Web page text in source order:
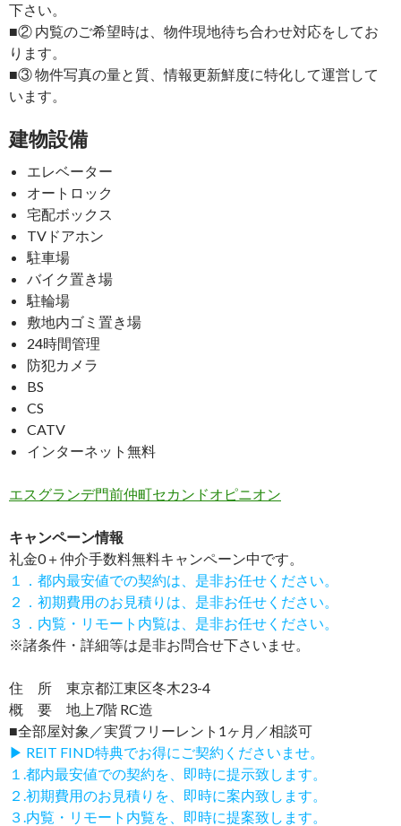
下さい。
■② 内覧のご希望時は、物件現地待ち合わせ対応をしてお
ります。
■③ 物件写真の量と質、情報更新鮮度に特化して運営して
います。
建物設備
エレベーター
オートロック
宅配ボックス
TVドアホン
駐車場
バイク置き場
駐輪場
敷地内ゴミ置き場
24時間管理
防犯カメラ
BS
CS
CATV
インターネット無料
エスグランデ門前仲町セカンドオピニオン
キャンペーン情報
礼金0＋仲介手数料無料キャンペーン中です。
１．都内最安値での契約は、是非お任せください。
２．初期費用のお見積りは、是非お任せください。
３．内覧・リモート内覧は、是非お任せください。
※諸条件・詳細等は是非お問合せ下さいませ。
住 所 東京都江東区冬木23-4
概 要 地上7階 RC造
■全部屋対象／実質フリーレント1ヶ月／相談可
▶ REIT FIND特典でお得にご契約くださいませ。
１.都内最安値での契約を、即時に提示致します。
２.初期費用のお見積りを、即時に案内致します。
３.内覧・リモート内覧を、即時に提案致します。